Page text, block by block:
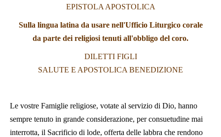
EPISTOLA APOSTOLICA
Sulla lingua latina da usare nell'Ufficio Liturgico corale
da parte dei religiosi tenuti all'obbligo del coro.
DILETTI FIGLI
SALUTE E APOSTOLICA BENEDIZIONE
Le vostre Famiglie religiose, votate al servizio di Dio, hanno
sempre tenuto in grande considerazione, per consuetudine mai
interrotta, il Sacrificio di lode, offerta delle labbra che rendono